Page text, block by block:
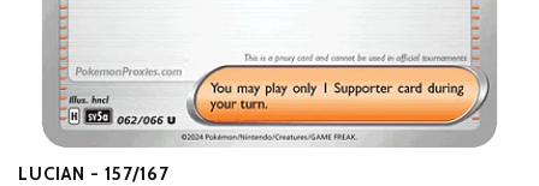
LUCIAN - 157/167